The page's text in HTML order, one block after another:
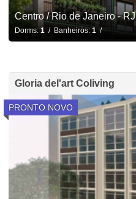
Centro / Rio de Janeiro - RJ
Dorms:1/ Banheiros:1/
Gloria del'art Coliving
PRONTO NOVO